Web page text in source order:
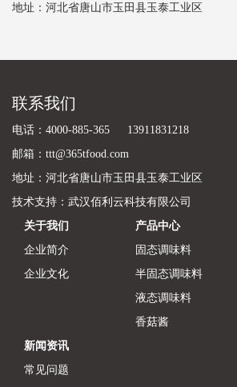
地址：河北省唐山市玉田县玉泰工业区
联系我们
电话：4000-885-365 13911831218
邮箱：ttt@365tfood.com
地址：河北省唐山市玉田县玉泰工业区
技术支持： 武汉佰利云科技有限公司
关于我们
企业简介
企业文化
产品中心
固态调味料
半固态调味料
液态调味料
香菇酱
新闻资讯
常见问题